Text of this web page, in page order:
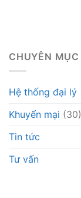
CHUYÊN MỤC
Hệ thống đại lý
Khuyến mại (30)
Tin tức
Tư vấn